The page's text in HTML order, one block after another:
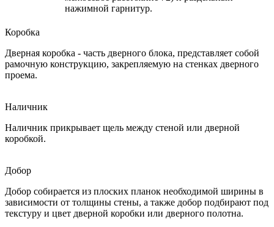
нажимной гарнитур.
Коробка
Дверная коробка - часть дверного блока, представляет собой
рамочную конструкцию, закрепляемую на стенках дверного
проема.
Наличник
Наличник прикрывает щель между стеной или дверной
коробкой.
Добор
Добор собирается из плоских планок необходимой ширины в
зависимости от толщины стены, а также добор подбирают под
текстуру и цвет дверной коробки или дверного полотна.